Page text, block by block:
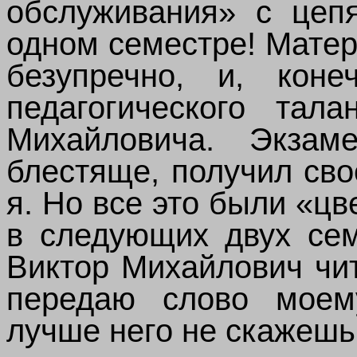
обслуживания» с
одном семестре!
безупречно, и,
педагогического
Михайловича.
блестяще, получил
я. Но все это были
в следующих двух
Виктор Михайлович
передаю слово
лучше него не